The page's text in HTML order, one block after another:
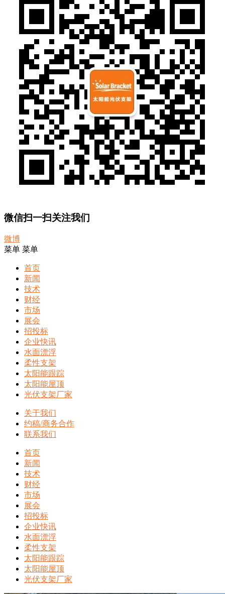
微信扫一扫关注我们
微博
菜单 菜单
首页
新闻
技术
财经
市场
展会
招投标
企业快讯
水面漂浮
柔性支架
太阳能跟踪
太阳能屋顶
光伏支架厂家
关于我们
约稿/商务合作
联系我们
首页
新闻
技术
财经
市场
展会
招投标
企业快讯
水面漂浮
柔性支架
太阳能跟踪
太阳能屋顶
光伏支架厂家